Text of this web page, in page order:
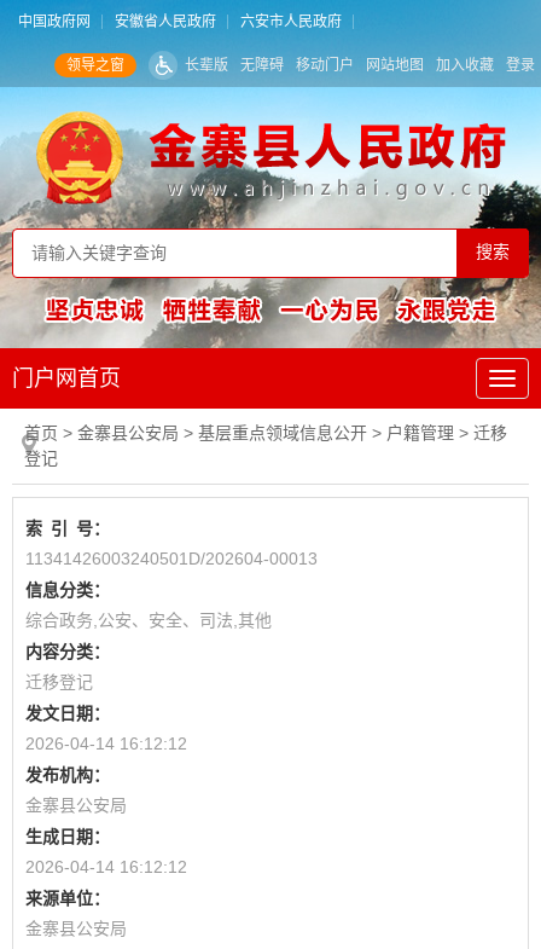
中国政府网 安徽省人民政府 六安市人民政府
领导之窗 长辈版 无障碍 移动门户 网站地图 加入收藏 登录
门户网首页
首页 > 金寨县公安局 > 基层重点领域信息公开 > 户籍管理 > 迁移
登记
索 引
号：
11341426003240501D/202604-00013
信息分类：
综合政务,公安、安全、司法,其他
内容分类：
迁移登记
发文日期：
2026-04-14 16:12:12
发布机构：
金寨县公安局
生成日期：
2026-04-14 16:12:12
来源单位：
金寨县公安局